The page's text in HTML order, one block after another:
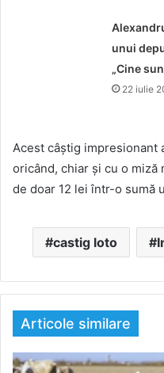
unui
„Cine
22 iulie
Acest câștig impresionant
oricând, chiar și cu o
de doar 12 lei într-o sumă
castig loto
Articole similare